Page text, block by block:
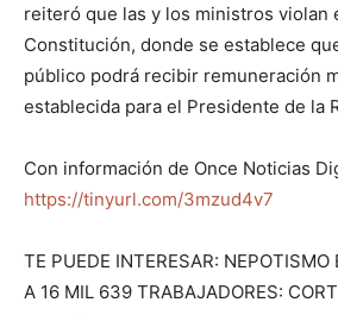
reiteró que las y los ministros violan
Constitución, donde se establece
público podrá recibir remuneración
establecida para el Presidente de la
Con información de Once Noticias
https://tinyurl.com/3mzud4v7
TE PUEDE INTERESAR: NEPOTISMO
A 16 MIL 639 TRABAJADORES: